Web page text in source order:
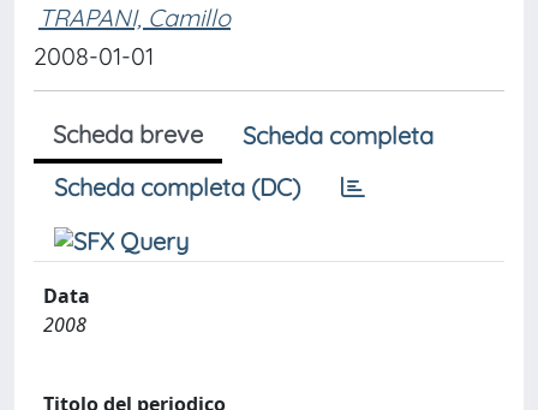
TRAPANI, Camillo
2008-01-01
Scheda breve
Scheda completa
Scheda completa (DC)
Data
2008
Titolo del periodico